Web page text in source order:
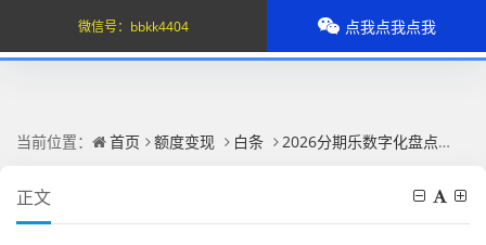
当前位置： 首页 额度变现 白条 2026分期乐数字化盘点：3种提额新玩法，额度一键转卡不是梦
正文
微信号： bbkk4404 点我点我点我